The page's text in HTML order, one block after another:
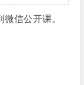
信公开课。